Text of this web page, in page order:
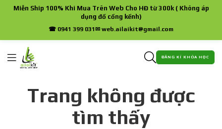
Miễn Ship 100% Khi Mua Trên Web Cho HĐ từ 300k ( Không áp
dụng đồ cồng kềnh)
☎ 0941 399 031✉ web.ailaikit@gmail.com
ĐĂNG KÍ KHÓA HỌC
Trang không được
tìm thấy